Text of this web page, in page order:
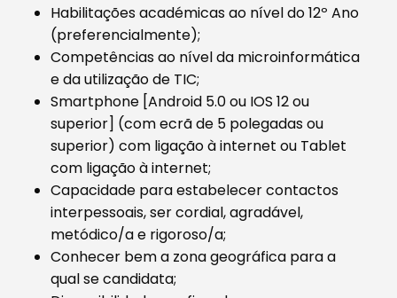
Habilitações académicas ao nível do 12º Ano
(preferencialmente);
Competências ao nível da microinformática
e da utilização de TIC;
Smartphone [Android 5.0 ou IOS 12 ou
superior] (com ecrã de 5 polegadas ou
superior) com ligação à internet ou Tablet
com ligação à internet;
Capacidade para estabelecer contactos
interpessoais, ser cordial, agradável,
metódico/a e rigoroso/a;
Conhecer bem a zona geográfica para a
qual se candidata;